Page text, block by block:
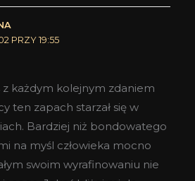
PRZY 19:55
z każdym kolejnym zdaniem
ten zapach starzał się w
Bardziej niż bondowatego
na myśl człowieka mocno
swoim wyrafinowaniu nie